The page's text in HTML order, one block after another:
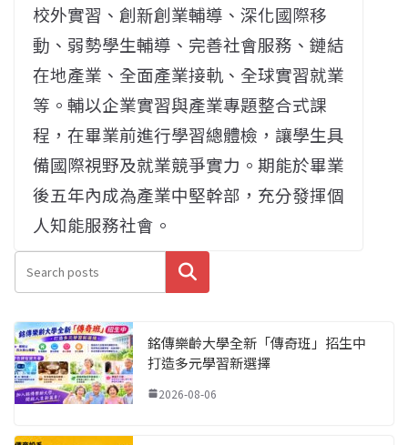
校外實習、創新創業輔導、深化國際移
動、弱勢學生輔導、完善社會服務、鏈結
在地產業、全面產業接軌、全球實習就業
等。輔以企業實習與產業專題整合式課
程，在畢業前進行學習總體檢，讓學生具
備國際視野及就業競爭實力。期能於畢業
後五年內成為產業中堅幹部，充分發揮個
人知能服務社會。
搜尋
銘傳樂齡大學全新「傳奇班」招生中
打造多元學習新選擇
2026-08-06